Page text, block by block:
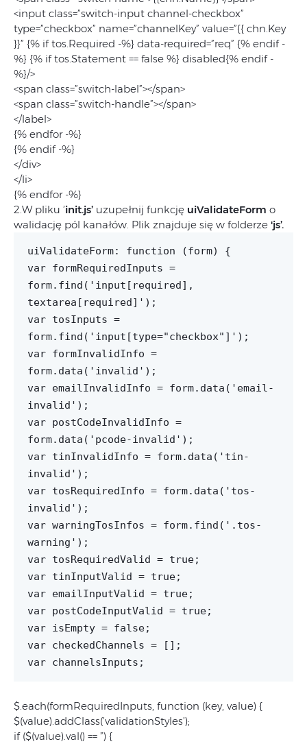
<input class=”switch-input channel-checkbox”
type=”checkbox” name=”channelKey” value=”{{ chn.Key
}}” {% if tos.Required -%} data-required=”req” {% endif -
%} {% if tos.Statement == false %} disabled{% endif -
%}/>
<span class=”switch-label”></span>
<span class=”switch-handle”></span>
</label>
{% endfor -%}
{% endif -%}
</div>
</li>
{% endfor -%}
2.W pliku ’init.js’ uzupełnij funkcję uiValidateForm o
walidację pól kanałów. Plik znajduje się w folderze 'js’.
uiValidateForm: function (form) {
var formRequiredInputs =
form.find('input[required],
textarea[required]');
var tosInputs =
form.find('input[type="checkbox"]');
var formInvalidInfo =
form.data('invalid');
var emailInvalidInfo = form.data('email-
invalid');
var postCodeInvalidInfo =
form.data('pcode-invalid');
var tinInvalidInfo = form.data('tin-
invalid');
var tosRequiredInfo = form.data('tos-
invalid');
var warningTosInfos = form.find('.tos-
warning');
var tosRequiredValid = true;
var tinInputValid = true;
var emailInputValid = true;
var postCodeInputValid = true;
var isEmpty = false;
var checkedChannels = [];
var channelsInputs;
$.each(formRequiredInputs, function (key, value) {
$(value).addClass(’validationStyles’);
if ($(value).val() == ”) {